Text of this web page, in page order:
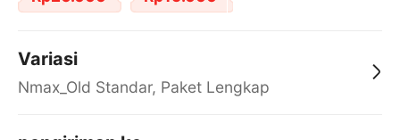
Variasi
Nmax_Old Standar, Paket Lengkap